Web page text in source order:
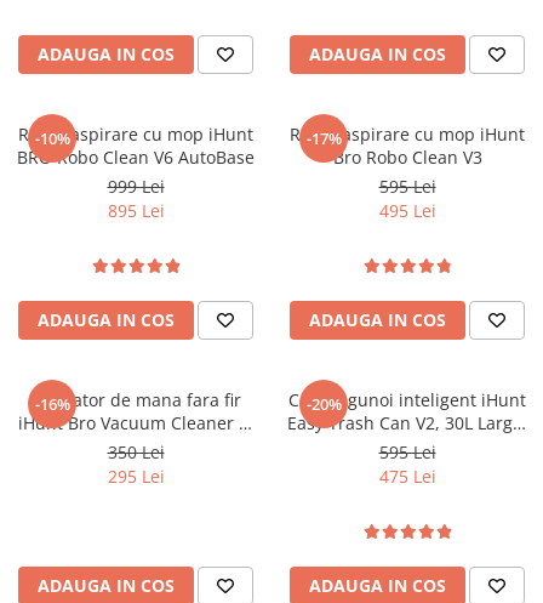
ADAUGA IN COS
Obstacolelor 3D, Aplicație
iHunt Home
ADAUGA IN COS
-10%
Robot aspirare cu mop iHunt
BRO Robo Clean V6 AutoBase
999 Lei
895 Lei
ADAUGA IN COS
-17%
Robot aspirare cu mop iHunt
Bro Robo Clean V3
595 Lei
495 Lei
ADAUGA IN COS
-16%
Aspirator de mana fara fir
iHunt Bro Vacuum Cleaner 3-
in-1
350 Lei
295 Lei
ADAUGA IN COS
-20%
Cos de gunoi inteligent iHunt
Easy Trash Can V2, 30L Large,
Senzor Deschidere Dual,
Acumulator, Sigilare Termica,
595 Lei
475 Lei
ADAUGA IN COS